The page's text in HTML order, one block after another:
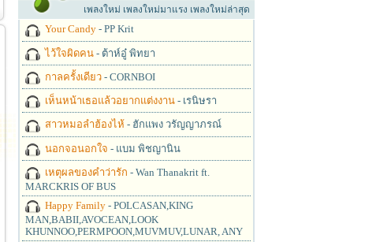
เพลงใหม่ เพลงใหม่มาแรง เพลงใหม่ล่าสุด
Your Candy- PP Krit
ไว้ใจผิดคน- ต้าห์อู๋ พิทยา
กาลครั้งเดียว- CORNBOI
เห็นหน้าเธอแล้วอยากแต่งงาน- เรนิษรา
สาวหมอลำฮ้องไห้ - ฮักแพง วรัญญาภรณ์
นอกจอนอกใจ - แบม พิชญานิน
เหตุผลของคำว่ารัก - Wan Thanakrit ft.
MARCKRIS OF BUS
Happy Family- POLCASAN,KING
MAN,BABII,AVOCEAN,LOOK
KHUNNOO,PERMPOON,MUVMUV,LUNAR, ANY